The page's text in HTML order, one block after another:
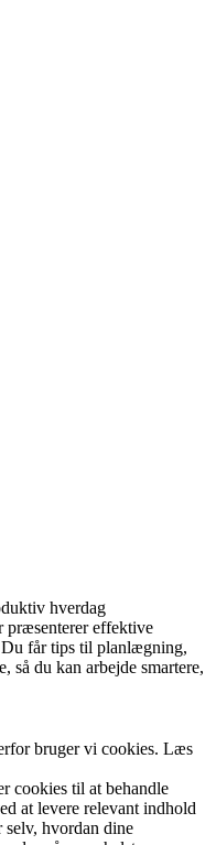
hverdag
præsenterer effektive
Du får tips til planlægning,
så du kan arbejde smartere,
bruger vi cookies. Læs
cookies til at behandle
at levere relevant indhold
selv, hvordan dine